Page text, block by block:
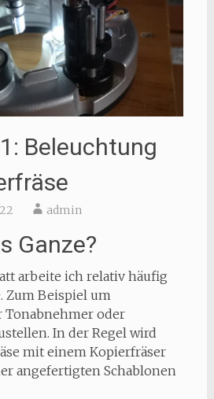
Beleuchtung
admin
Ganze?
arbeite ich relativ häufig
Zum Beispiel um
Tonabnehmer oder
In der Regel wird
mit einem Kopierfräser
angefertigten Schablonen